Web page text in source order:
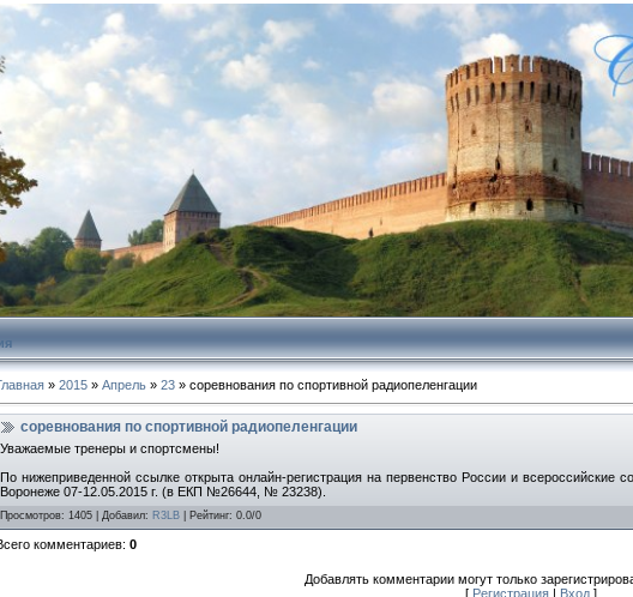
» 2015 » Апрель » 23 » соревнования по спортивной радиопеленгации
соревнования по спортивной радиопеленгации
Уважаемые тренеры и спортсмены!
По нижеприведенной ссылке открыта онлайн-регистрация на первенство России и всероссийские
Воронеже 07-12.05.2015 г. (в ЕКП №26644, № 23238).
Просмотров: 1405 Добавил: R3LB Рейтинг: 0.0/0
комментариев: 0
Добавлять комментарии могут только
[ Регистрация | Вход ]